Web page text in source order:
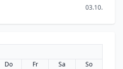
03.10.
Do Fr Sa
So